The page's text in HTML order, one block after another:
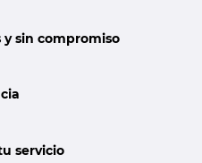
sin compromiso
servicio